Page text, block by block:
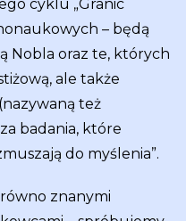
cyklu „Granic
– będą
Nobla oraz te, których
ale także
też
badania, które
do myślenia”.
znanymi